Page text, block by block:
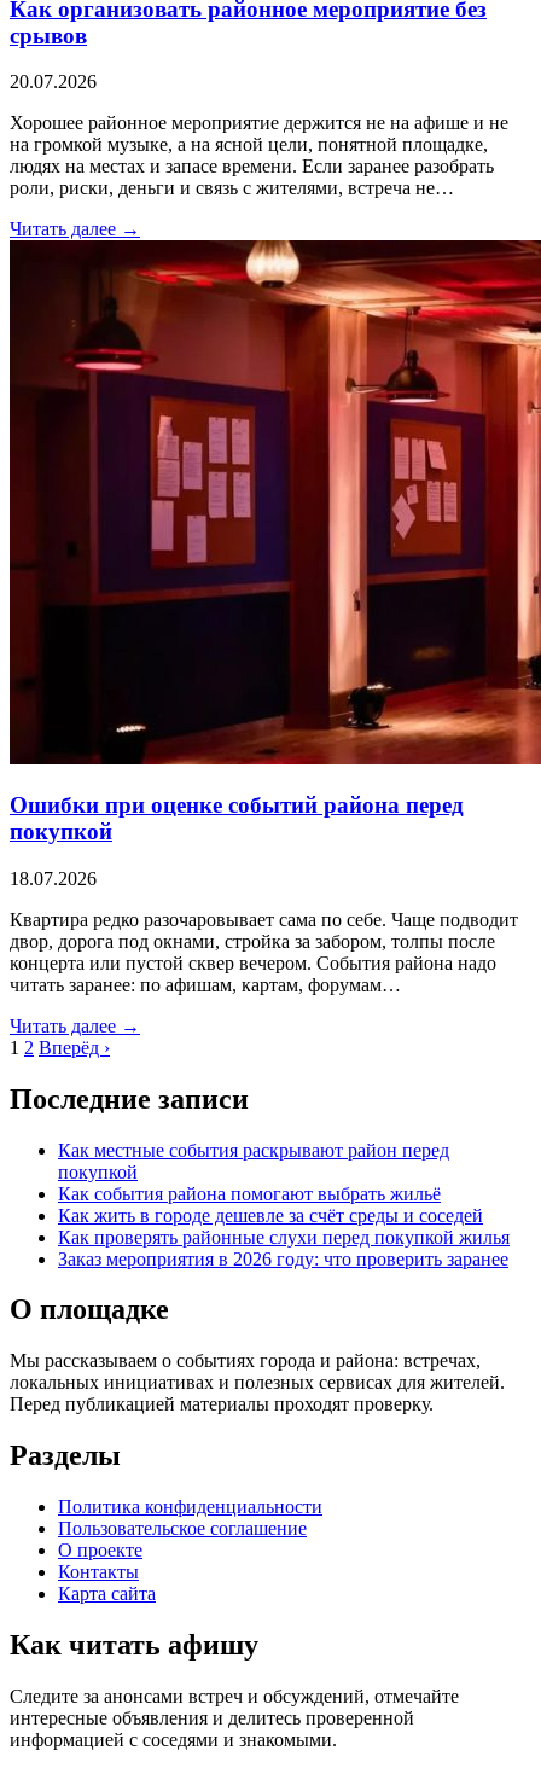
Как организовать районное мероприятие без
срывов
20.07.2026
Хорошее районное мероприятие держится не на афише и не
на громкой музыке, а на ясной цели, понятной площадке,
людях на местах и запасе времени. Если заранее разобрать
роли, риски, деньги и связь с жителями, встреча не…
Читать далее →
Ошибки при оценке событий района перед
покупкой
18.07.2026
Квартира редко разочаровывает сама по себе. Чаще подводит
двор, дорога под окнами, стройка за забором, толпы после
концерта или пустой сквер вечером. События района надо
читать заранее: по афишам, картам, форумам…
Читать далее →
1 2 Вперёд ›
Последние записи
Как местные события раскрывают район перед
покупкой
Как события района помогают выбрать жильё
Как жить в городе дешевле за счёт среды и соседей
Как проверять районные слухи перед покупкой жилья
Заказ мероприятия в 2026 году: что проверить заранее
О площадке
Мы рассказываем о событиях города и района: встречах,
локальных инициативах и полезных сервисах для жителей.
Перед публикацией материалы проходят проверку.
Разделы
Политика конфиденциальности
Пользовательское соглашение
О проекте
Контакты
Карта сайта
Как читать афишу
Следите за анонсами встреч и обсуждений, отмечайте
интересные объявления и делитесь проверенной
информацией с соседями и знакомыми.